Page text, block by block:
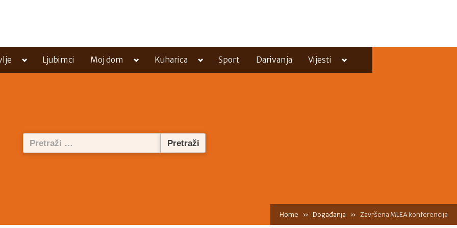
Toggle
menu
Ljubimci Moj dom
Toggle
menu
Kuharica
Toggle
menu
Sport Darivanja Vijesti
Toggle
menu
Pretraži:
Home Događanja Završena MLEA konferencija